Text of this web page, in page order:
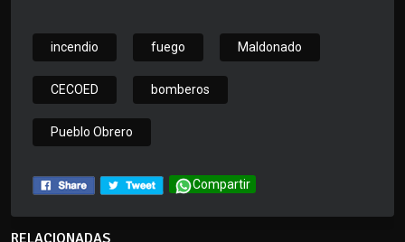
incendio fuego Maldonado
CECOED bomberos
Pueblo Obrero
Compartir